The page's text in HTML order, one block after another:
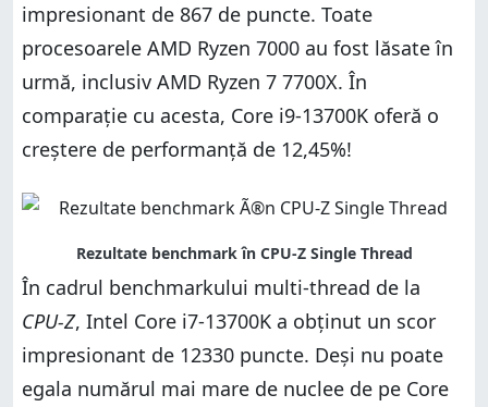
impresionant de 867 de puncte. Toate
procesoarele AMD Ryzen 7000 au fost lăsate în
urmă, inclusiv AMD Ryzen 7 7700X. În
comparație cu acesta, Core i9-13700K oferă o
creștere de performanță de 12,45%!
În cadrul benchmarkului multi-thread de la
CPU-Z, Intel Core i7-13700K a obținut un scor
impresionant de 12330 puncte. Deși nu poate
egala numărul mai mare de nuclee de pe Core